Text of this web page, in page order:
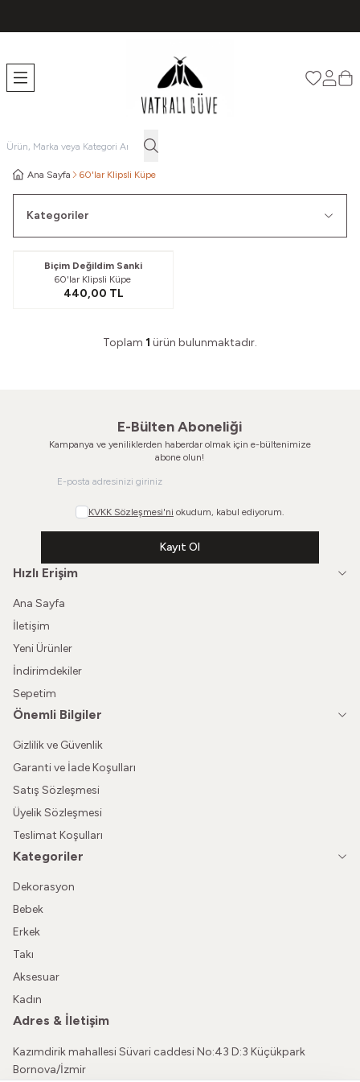
Favorilerim
Ana Sayfa 60'lar Klipsli Küpe
Kategoriler
Biçim Değildim Sanki
60'lar Klipsli Küpe
440,00 TL
Toplam 1 ürün bulunmaktadır.
E-Bülten Aboneliği
Kampanya ve yeniliklerden haberdar olmak için e-bültenimize
abone olun!
KVKK Sözleşmesi'ni okudum, kabul ediyorum.
Kayıt Ol
Hızlı Erişim
Ana Sayfa
İletişim
Yeni Ürünler
İndirimdekiler
Sepetim
Önemli Bilgiler
Gizlilik ve Güvenlik
Garanti ve İade Koşulları
Satış Sözleşmesi
Üyelik Sözleşmesi
Teslimat Koşulları
Kategoriler
Dekorasyon
Bebek
Erkek
Takı
Aksesuar
Kadın
Adres & İletişim
Kazımdirik mahallesi Süvari caddesi No:43 D:3 Küçükpark
Bornova/İzmir